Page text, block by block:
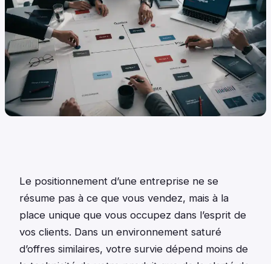
Le positionnement d’une entreprise ne se
résume pas à ce que vous vendez, mais à la
place unique que vous occupez dans l’esprit de
vos clients. Dans un environnement saturé
d’offres similaires, votre survie dépend moins de